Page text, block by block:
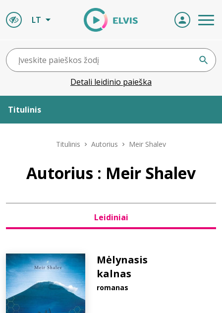
LT
Detali leidinio paieška
Titulinis
Leidiniai
D.U.K.
Titulinis Autorius Meir Shalev
Autorius : Meir Shalev
Leidiniai
Mėlynasis
kalnas
romanas